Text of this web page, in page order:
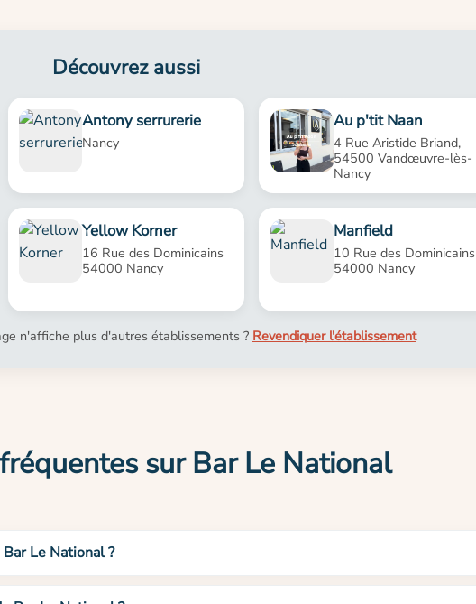
Découvrez aussi
Antony serrurerie
Nancy
Au p'tit Naan
4 Rue Aristide Briand,
54500 Vandœuvre-lès-
Nancy
Yellow Korner
16 Rue des Dominicains
54000 Nancy
Manfield
10 Rue des Dominicains
54000 Nancy
n'affiche plus d'autres établissements ? Revendiquer l'établissement
sur Bar Le National
Le National ?